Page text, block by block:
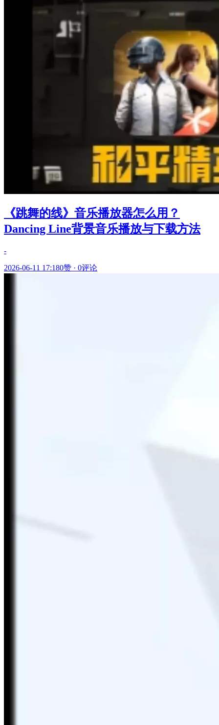
《跳舞的线》音乐播放器怎么用？
Dancing Line背景音乐播放与下载方法
-
2026-06-11 17:180赞 · 0评论